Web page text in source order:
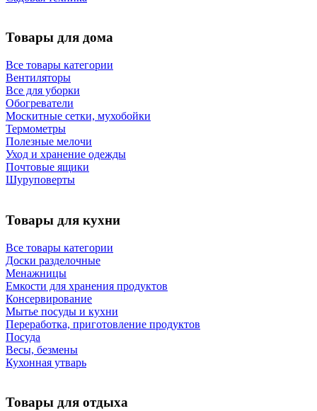
Товары для дома
Все товары категории
Вентиляторы
Все для уборки
Обогреватели
Москитные сетки, мухобойки
Термометры
Полезные мелочи
Уход и хранение одежды
Почтовые ящики
Шуруповерты
Товары для кухни
Все товары категории
Доски разделочные
Менажницы
Емкости для хранения продуктов
Консервирование
Мытье посуды и кухни
Переработка, приготовление продуктов
Посуда
Весы, безмены
Кухонная утварь
Товары для отдыха